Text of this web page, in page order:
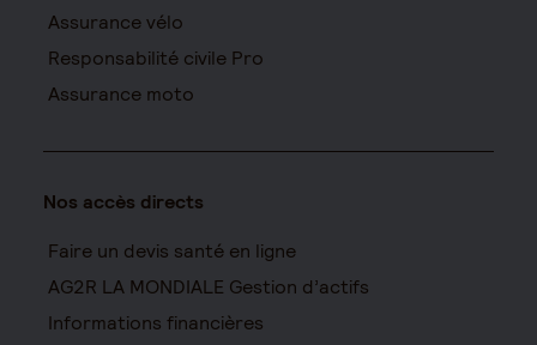
Assurance vélo
Responsabilité civile Pro
Assurance moto
Nos accès directs
Faire un devis santé en ligne
AG2R LA MONDIALE Gestion d’actifs
Informations financières